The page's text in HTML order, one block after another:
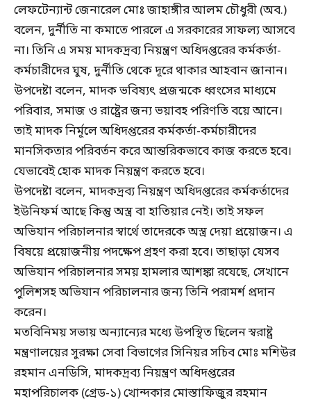
লেফটেন্যান্ট জেনারেল মোঃ জাহাঙ্গীর আলম চৌধুরী (অব.)
বলেন, দুর্নীতি না কমাতে পারলে এ সরকারের সাফল্য আসবে
না। তিনি এ সময় মাদকদ্রব্য নিয়ন্ত্রণ অধিদপ্তরের কর্মকর্তা-
কর্মচারীদের ঘুষ, দুর্নীতি থেকে দূরে থাকার আহবান জানান।
উপদেষ্টা বলেন, মাদক ভবিষ্যৎ প্রজন্মকে ধ্বংসের মাধ্যমে
পরিবার, সমাজ ও রাষ্ট্রের জন্য ভয়াবহ পরিণতি বয়ে আনে।
তাই মাদক নির্মূলে অধিদপ্তরের কর্মকর্তা-কর্মচারীদের
মানসিকতার পরিবর্তন করে আন্তরিকভাবে কাজ করতে হবে।
যেভাবেই হোক মাদক নিয়ন্ত্রণ করতে হবে।
উপদেষ্টা বলেন, মাদকদ্রব্য নিয়ন্ত্রণ অধিদপ্তরের কর্মকর্তাদের
ইউনিফর্ম আছে কিন্তু অস্ত্র বা হাতিয়ার নেই। তাই সফল
অভিযান পরিচালনার স্বার্থে তাদেরকে অস্ত্র দেয়া প্রয়োজন। এ
বিষয়ে প্রয়োজনীয় পদক্ষেপ গ্রহণ করা হবে। তাছাড়া যেসব
অভিযান পরিচালনার সময় হামলার আশঙ্কা রযেছে, সেখানে
পুলিশসহ অভিযান পরিচালনার জন্য তিনি পরামর্শ প্রদান
করেন।
মতবিনিময় সভায় অন্যান্যের মধ্যে উপস্থিত ছিলেন স্বরাষ্ট্র
মন্ত্রণালয়ের সুরক্ষা সেবা বিভাগের সিনিয়র সচিব মোঃ মশিউর
রহমান এনডিসি, মাদকদ্রব্য নিয়ন্ত্রণ অধিদপ্তরের
মহাপরিচালক (গ্রেড-১) খোন্দকার মোস্তাফিজুর রহমান